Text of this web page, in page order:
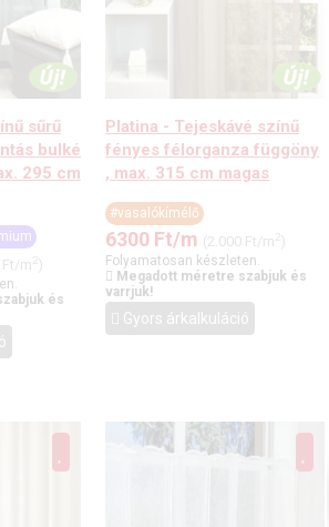
sűrű
bulké
295 cm
Ft/m2 )
és
Platina - Tejeskávé színű
fényes félorganza függöny
, max. 315 cm magas
#vasalókímélő
6300 Ft/m (2.000 Ft/m2 )
Folyamatosan készleten.
Megadott méretre szabjuk és
varrjuk!
Gyors árkalkuláció